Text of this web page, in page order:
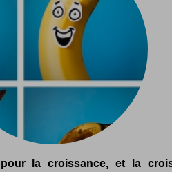
la croissance, et la